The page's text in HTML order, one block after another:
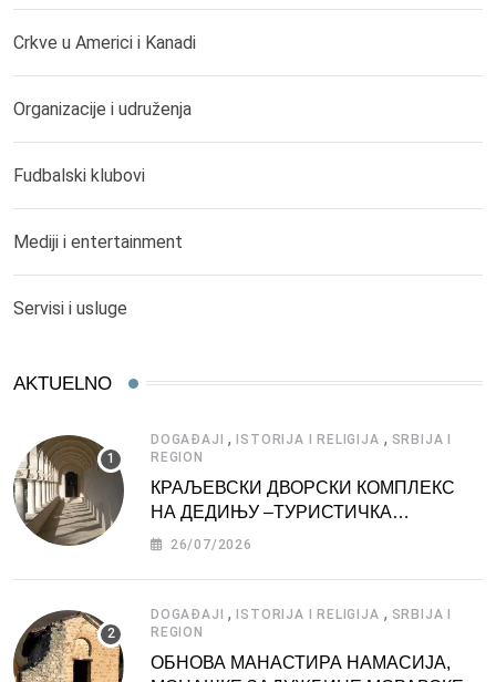
Crkve u Americi i Kanadi
Organizacije i udruženja
Fudbalski klubovi
Mediji i entertainment
Servisi i usluge
AKTUELNO
DOGAĐAJI , ISTORIJA I RELIGIJA , SRBIJA I
REGION
КРАЉЕВСКИ ДВОРСКИ КОМПЛЕКС
НА ДЕДИЊУ –ТУРИСТИЧКА
АТРАКЦИЈА
26/07/2026
DOGAĐAJI , ISTORIJA I RELIGIJA , SRBIJA I
REGION
ОБНОВА МАНАСТИРА НАМАСИЈА,